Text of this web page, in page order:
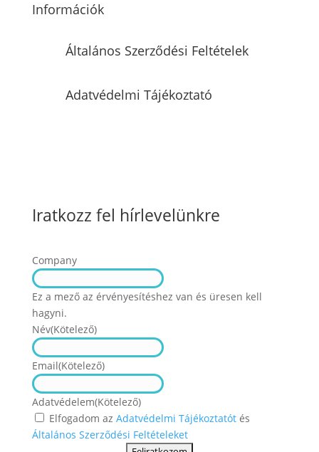
Információk
Általános Szerződési Feltételek
Adatvédelmi Tájékoztató
Iratkozz fel hírlevelünkre
Company
Ez a mező az érvényesítéshez van és üresen kell
hagyni.
Név(Kötelező)
Név
Email(Kötelező)
Adatvédelem(Kötelező)
Elfogadom az Adatvédelmi Tájékoztatótés
Általános Szerződési Feltételeket